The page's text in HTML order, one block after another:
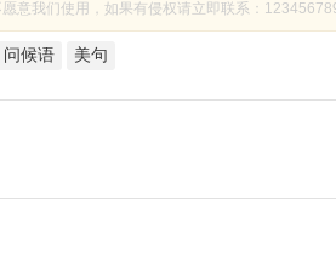
意我们使用，如果有侵权请立即联系：
问候语 美句